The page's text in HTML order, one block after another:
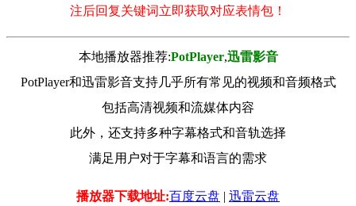
注后回复关键词立即获取对应表情包！
本地播放器推荐:РotРlayer,迅雷影音
PotPlayer和迅雷影音支持几乎所有常见的视频和音频格式
包括高清视频和流媒体内容
此外，还支持多种字幕格式和音轨选择
满足用户对于字幕和语言的需求
播放器下载地址:百度云盘 | 迅雷云盘